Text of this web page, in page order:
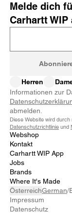
Melde dich für die neuesten News von
Carhartt WIP
Herren
Informationen zur
abmelden.
Diese Website wird
Datenschutzrichtlinie und
Webshop
Kontakt
Carhartt WIP App
Jobs
Brands
Where It's Made
ÖsterreichGerman/
Impressum
Datenschutz